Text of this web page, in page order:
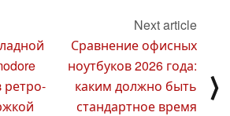
ретро-
Next article
Сравнение офисных
ноутбуков 2026 года:
каким должно быть
стандартное время
⟩